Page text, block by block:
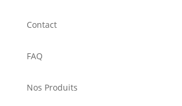
Contact
FAQ
Nos Produits